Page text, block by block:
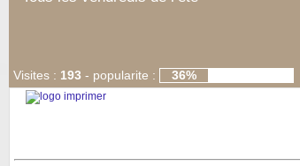
Visites : 193 - popularite : 36%